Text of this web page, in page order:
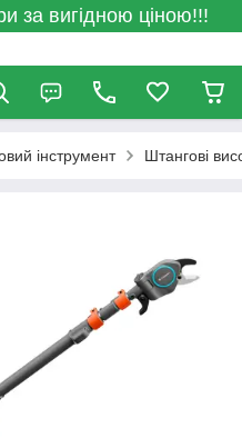
за вигідною ціною!!!
інструмент Штангові